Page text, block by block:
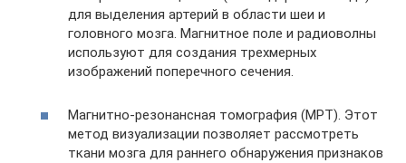
для выделения артерий в области шеи и
головного мозга. Магнитное поле и радиоволны
используют для создания трехмерных
изображений поперечного сечения.
Магнитно-резонансная томография (МРТ). Этот
метод визуализации позволяет рассмотреть
ткани мозга для раннего обнаружения признаков